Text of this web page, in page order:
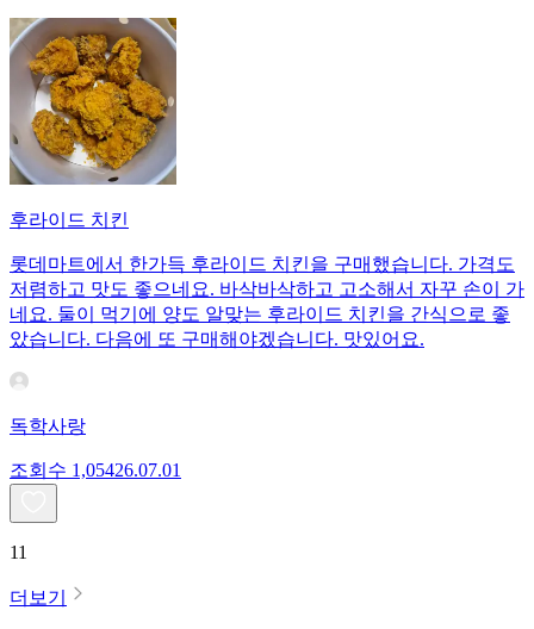
후라이드 치킨
롯데마트에서 한가득 후라이드 치킨을 구매했습니다. 가격도
저렴하고 맛도 좋으네요. 바삭바삭하고 고소해서 자꾸 손이 가
네요. 둘이 먹기에 양도 알맞는 후라이드 치킨을 간식으로 좋
았습니다. 다음에 또 구매해야겠습니다. 맛있어요.
독학사랑
조회수 1,05426.07.01
11
더보기